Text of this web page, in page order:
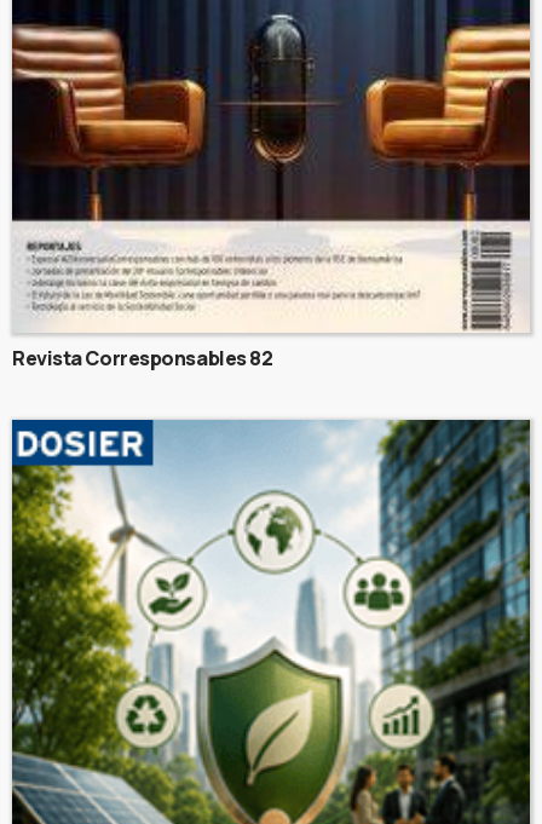
Revista Corresponsables 82